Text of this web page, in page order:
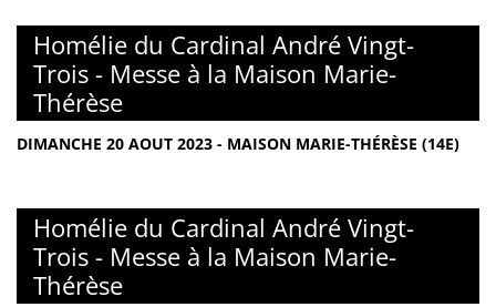
Homélie du Cardinal André Vingt-
Trois - Messe à la Maison Marie-
Thérèse
DIMANCHE 20 AOUT 2023 - MAISON MARIE-THÉRÈSE (14E)
Homélie du Cardinal André Vingt-
Trois - Messe à la Maison Marie-
Thérèse